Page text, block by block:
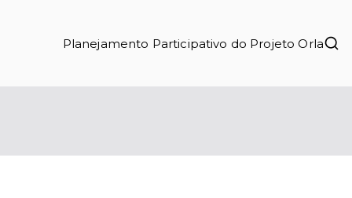
de Niterói
Planejamento Participativo do Projeto Orla